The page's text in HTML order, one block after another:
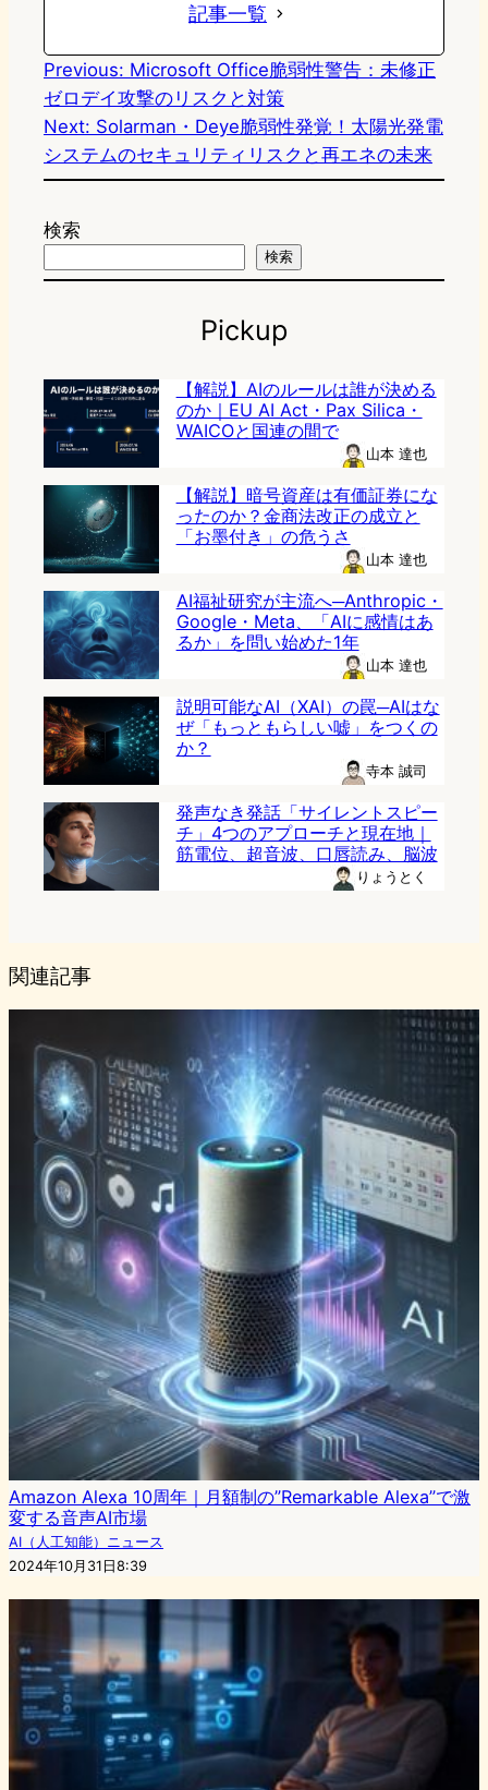
記事一覧
Previous: Microsoft Office脆弱性警告：未修正
ゼロデイ攻撃のリスクと対策
Next: Solarman・Deye脆弱性発覚！太陽光発電
システムのセキュリティリスクと再エネの未来
検索
検索
Pickup
【解説】AIのルールは誰が決める
のか｜EU AI Act・Pax Silica・
WAICOと国連の間で
山本 達也
【解説】暗号資産は有価証券にな
ったのか？金商法改正の成立と
「お墨付き」の危うさ
山本 達也
AI福祉研究が主流へ─Anthropic・
Google・Meta、「AIに感情はあ
るか」を問い始めた1年
山本 達也
説明可能なAI（XAI）の罠─AIはな
ぜ「もっともらしい嘘」をつくの
か？
寺本 誠司
発声なき発話「サイレントスピー
チ」4つのアプローチと現在地｜
筋電位、超音波、口唇読み、脳波
りょうとく
関連記事
Amazon Alexa 10周年｜月額制の”Remarkable Alexa”で激
変する音声AI市場
AI（人工知能）ニュース
2024年10月31日8:39